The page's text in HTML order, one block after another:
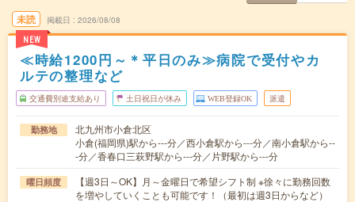
未読
NEW
掲載日 2026/08/08
≪時給1200円～＊平日のみ≫病院で受付やカ
ルテの整理など
交通費別途支給あり 土日祝日が休み WEB登録OK 派遣
勤務地
北九州市小倉北区
小倉(福岡県)駅から---分／西小倉駅から---分／南小倉駅から--
-分／香春口三萩野駅から---分／片野駅から---分
曜日頻度
【週3日～OK】月～金曜日で希望シフト制 ※徐々に勤務回数
を増やしていくことも可能です！（最初は週3日からなど）